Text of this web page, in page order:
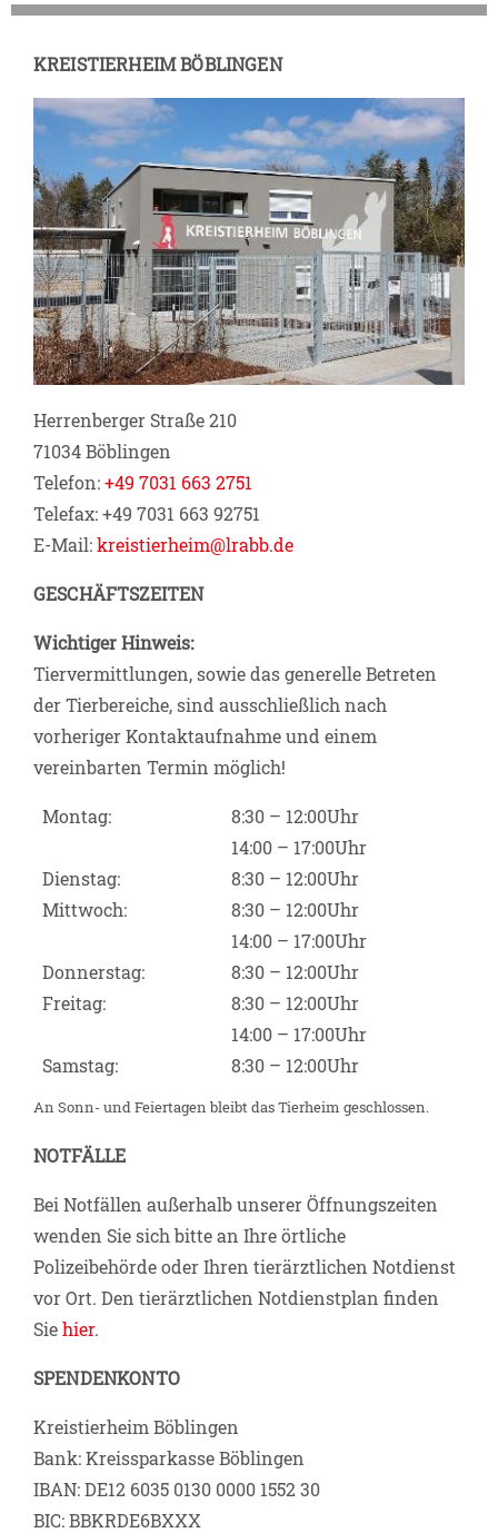
KREISTIERHEIM BÖBLINGEN
Herrenberger Straße 210
71034 Böblingen
Telefon:+49 7031 663 2751
Telefax: +49 7031 663 92751
E-Mail:kreistierheim@lrabb.de
GESCHÄFTSZEITEN
Wichtiger Hinweis:
Tiervermittlungen, sowie das generelle Betreten
der Tierbereiche, sind ausschließlich nach
vorheriger Kontaktaufnahme und einem
vereinbarten Termin möglich!
Montag:
8:30 – 12:00Uhr
14:00 – 17:00Uhr
Dienstag:
8:30 – 12:00Uhr
Mittwoch:
8:30 – 12:00Uhr
14:00 – 17:00Uhr
Donnerstag:
8:30 – 12:00Uhr
Freitag:
8:30 – 12:00Uhr
14:00 – 17:00Uhr
Samstag:
8:30 – 12:00Uhr
An Sonn- und Feiertagen bleibt das Tierheim geschlossen.
NOTFÄLLE
Bei Notfällen außerhalb unserer Öffnungszeiten
wenden Sie sich bitte an Ihre örtliche
Polizeibehörde oder Ihren tierärztlichen Notdienst
vor Ort. Den tierärztlichen Notdienstplan finden
Siehier.
SPENDENKONTO
Kreistierheim Böblingen
Bank: Kreissparkasse Böblingen
IBAN: DE12 6035 0130 0000 1552 30
BIC: BBKRDE6BXXX